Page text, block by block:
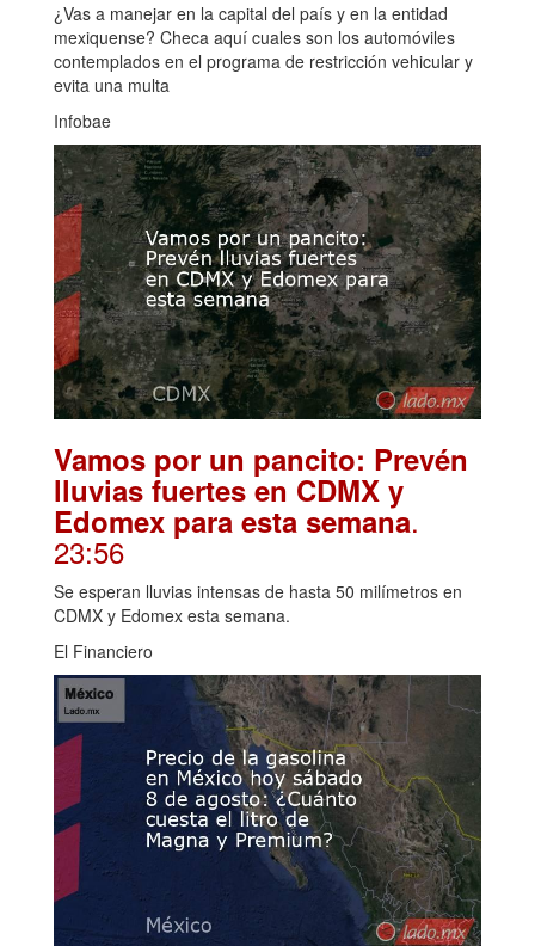
¿Vas a manejar en la capital del país y en la entidad
mexiquense? Checa aquí cuales son los automóviles
contemplados en el programa de restricción vehicular y
evita una multa
Infobae
Vamos por un pancito: Prevén
lluvias fuertes en CDMX y
Edomex para esta semana.
23:56
Se esperan lluvias intensas de hasta 50 milímetros en
CDMX y Edomex esta semana.
El Financiero